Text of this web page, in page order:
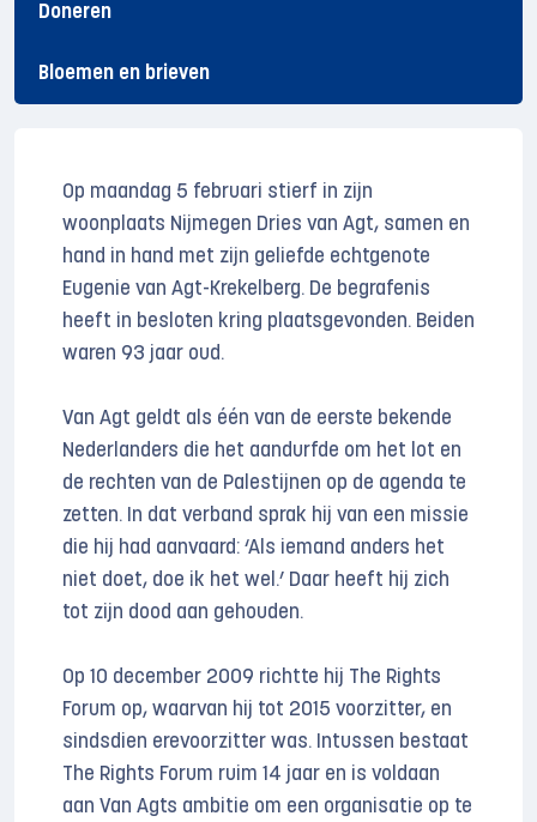
Doneren
Bloemen en brieven
Op maandag 5 februari stierf in zijn
woonplaats Nijmegen Dries van Agt, samen en
hand in hand met zijn geliefde echtgenote
Eugenie van Agt-Krekelberg. De begrafenis
heeft in besloten kring plaatsgevonden. Beiden
waren 93 jaar oud.
Van Agt geldt als één van de eerste bekende
Nederlanders die het aandurfde om het lot en
de rechten van de Palestijnen op de agenda te
zetten. In dat verband sprak hij van een missie
die hij had aanvaard: ‘Als iemand anders het
niet doet, doe ik het wel.’ Daar heeft hij zich
tot zijn dood aan gehouden.
Op 10 december 2009 richtte hij The Rights
Forum op, waarvan hij tot 2015 voorzitter, en
sindsdien erevoorzitter was. Intussen bestaat
The Rights Forum ruim 14 jaar en is voldaan
aan Van Agts ambitie om een organisatie op te